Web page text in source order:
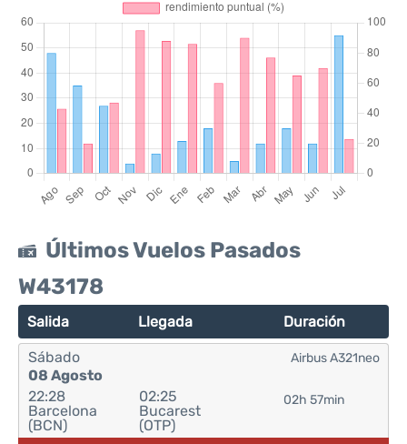
Últimos Vuelos Pasados
W43178
Salida Llegada Duración
Sábado
08 Agosto
22:28
Barcelona
(BCN)
02:25
Bucarest
(OTP)
02h 57min
Airbus A321neo